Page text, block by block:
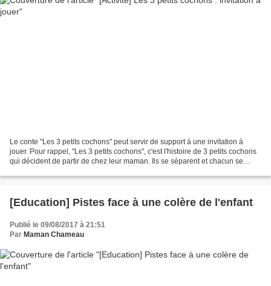
Le conte "Les 3 petits cochons" peut servir de support à une invitation à
jouer. Pour rappel, "Les 3 petits cochons", c'est l'histoire de 3 petits cochons
qui décident de partir de chez leur maman. Ils se séparent et chacun se
[Education] Pistes face à une colère de l'enfant
Publié le 09/08/2017 à 21:51
Par Maman Chameau